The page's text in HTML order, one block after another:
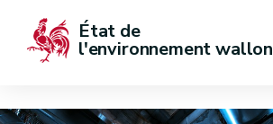
État de
l'environnement wallon